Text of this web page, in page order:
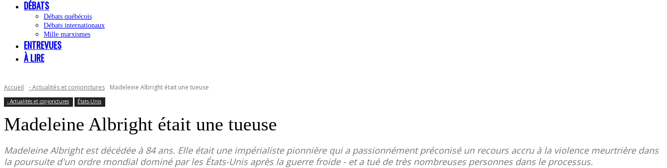
DÉBATS
Débats québécois
Débats internationaux
Mille marxismes
ENTREVUES
À LIRE
Accueil - Actualités et conjonctures Madeleine Albright était une tueuse
- Actualités et conjonctures États-Unis
Madeleine Albright était une tueuse
Madeleine Albright est décédée à 84 ans. Elle était une impérialiste pionnière qui a passionnément préconisé un recours accru à la violence meurtrière dans
la poursuite d'un ordre mondial dominé par les États-Unis après la guerre froide - et a tué de très nombreuses personnes dans le processus.